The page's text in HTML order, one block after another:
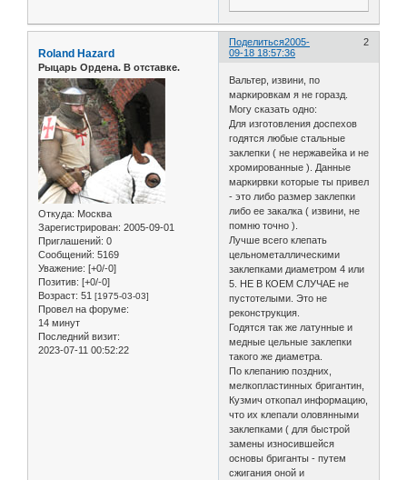
Поделиться 2
2005-
09-18 18:57:36
Roland Hazard
Рыцарь Ордена. В отставке.
Откуда: Москва
Зарегистрирован: 2005-09-01
Приглашений: 0
Сообщений: 5169
Уважение: [+0/-0]
Позитив: [+0/-0]
Возраст: 51 [1975-03-03]
Провел на форуме:
14 минут
Последний визит:
2023-07-11 00:52:22
Вальтер, извини, по
маркировкам я не горазд.
Могу сказать одно:
Для изготовления доспехов
годятся любые стальные
заклепки ( не нержавейка и не
хромированные ). Данные
маркирвки которые ты привел
- это либо размер заклепки
либо ее закалка ( извини, не
помню точно ).
Лучше всего клепать
цельнометаллическими
заклепками диаметром 4 или
5. НЕ В КОЕМ СЛУЧАЕ не
пустотелыми. Это не
реконструкция.
Годятся так же латунные и
медные цельные заклепки
такого же диаметра.
По клепанию поздних,
мелкопластинных бригантин,
Кузмич откопал информацию,
что их клепали оловянными
заклепками ( для быстрой
замены износившейся
основы бриганты - путем
сжигания оной и